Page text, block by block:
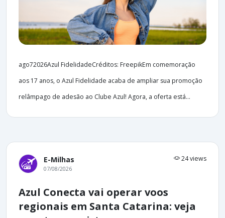
ago72026Azul FidelidadeCréditos: FreepikEm comemoração
aos 17 anos, o Azul Fidelidade acaba de ampliar sua promoção
relâmpago de adesão ao Clube Azul! Agora, a oferta está...
E-Milhas 24 views
07/08/2026
Azul Conecta vai operar voos
regionais em Santa Catarina: veja